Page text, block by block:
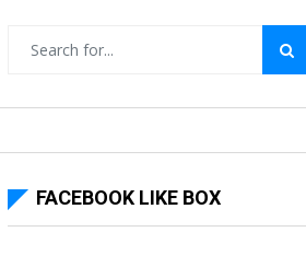
FACEBOOK LIKE BOX